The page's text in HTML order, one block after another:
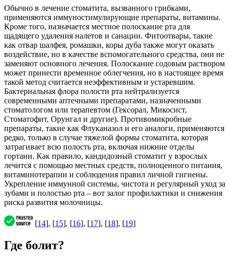
Обычно в лечение стоматита, вызванного грибками,
применяются иммуностимулирующие препараты, витамины.
Кроме того, назначается местное полоскание рта для
щадящего удаления налетов и санации. Фитоотвары, такие
как отвар шалфея, ромашки, коры дуба также могут оказать
воздействие, но в качестве вспомогательного средства, они не
заменяют основного лечения. Полоскание содовым раствором
может принести временное облегчения, но в настоящее время
такой метод считается неэффективным и устаревшим.
Бактериальная флора полости рта нейтрализуется
современными аптечными препаратами, назначенными
стоматологом или терапевтом (Гексорал, Микосист,
Стоматофит, Орунгал и другие). Противомикробные
препараты, такие как Флуканазол и его аналоги, применяются
редко, только в случае тяжелой формы стоматита, которая
затрагивает всю полость рта, включая нижние отделы
гортани. Как правило, кандидозный стоматит у взрослых
лечится с помощью местных средств, полноценного питания,
витаминотерапии и соблюдения правил личной гигиены.
Укрепление иммунной системы, чистота и регулярный уход за
зубами и полостью рта – вот залог профилактики и снижения
риска развития молочницы.
[14], [15], [16], [17], [18], [19]
Где болит?